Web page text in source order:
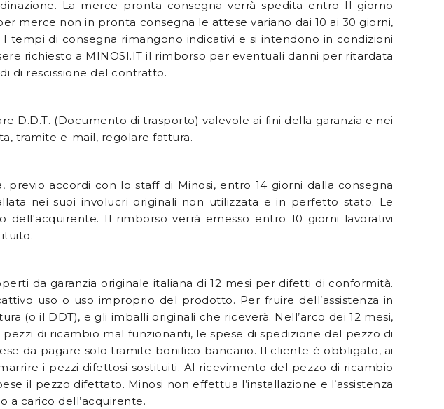
La merce pronta consegna verrà spedita entro Il giorno
merce non in pronta consegna le attese variano dai 10 ai 30 giorni,
tempi di consegna rimangono indicativi e si intendono in condizioni
richiesto a MINOSI.IT il rimborso per eventuali danni per ritardata
di rescissione del contratto.
D.D.T. (Documento di trasporto) valevole ai fini della garanzia e nei
tramite e-mail, regolare fattura.
previo accordi con lo staff di Minosi, entro 14 giorni dalla consegna
nei suoi involucri originali non utilizzata e in perfetto stato. Le
dell'acquirente. Il rimborso verrà emesso entro 10 giorni lavorativi
da garanzia originale italiana di 12 mesi per difetti di conformità.
uso o uso improprio del prodotto. Per fruire dell’assistenza in
(o il DDT), e gli imballi originali che riceverà. Nell’arco dei 12 mesi,
di ricambio mal funzionanti, le spese di spedizione del pezzo di
da pagare solo tramite bonifico bancario. Il cliente è obbligato, ai
i pezzi difettosi sostituiti. Al ricevimento del pezzo di ricambio
il pezzo difettato. Minosi non effettua l’installazione e l’assistenza
a carico dell’acquirente.